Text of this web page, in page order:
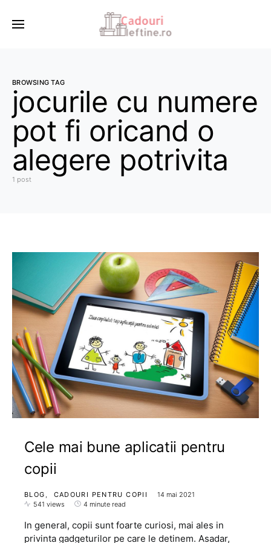
BROWSING TAG
jocurile cu numere
pot fi oricand o
alegere potrivita
1 post
Cele mai bune aplicatii pentru
copii
BLOG CADOURI PENTRU COPII
14 mai 2021
541 views
4 minute read
In general, copii sunt foarte curiosi, mai ales in
privinta gadgeturilor pe care le detinem. Asadar,